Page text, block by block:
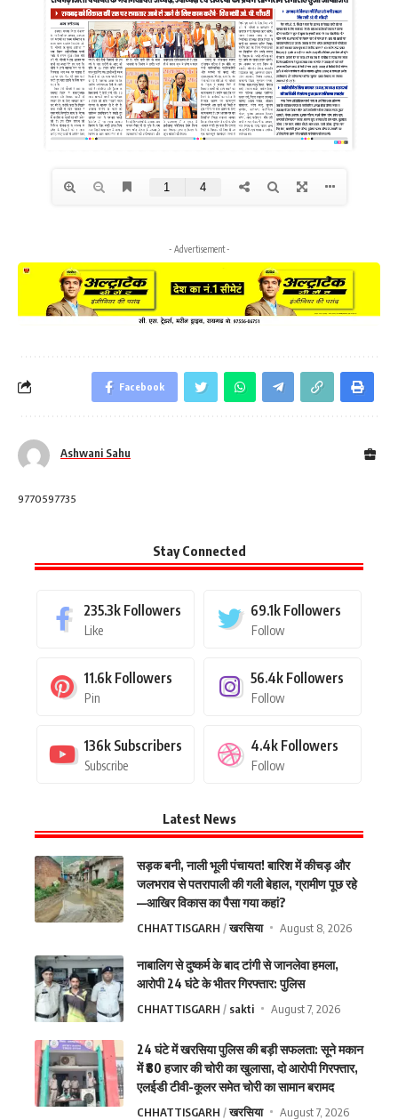
- Advertisement -
Facebook
Ashwani Sahu
9770597735
Stay Connected
235.3k Followers
Like
69.1k Followers
Follow
11.6k Followers
Pin
56.4k Followers
Follow
136k Subscribers
Subscribe
4.4k Followers
Follow
Latest News
सड़क बनी, नाली भूली पंचायत! बारिश में कीचड़ और
जलभराव से पतरापाली की गली बेहाल, ग्रामीण पूछ रहे
—आखिर विकास का पैसा गया कहां?
CHHATTISGARH खरसिया August 8, 2026
नाबालिग से दुष्कर्म के बाद टांगी से जानलेवा हमला,
आरोपी 24 घंटे के भीतर गिरफ्तार: पुलिस
CHHATTISGARH sakti August 7, 2026
24 घंटे में खरसिया पुलिस की बड़ी सफलता: सूने मकान
में ₹80 हजार की चोरी का खुलासा, दो आरोपी गिरफ्तार,
एलईडी टीवी-कूलर समेत चोरी का सामान बरामद
CHHATTISGARH खरसिया August 7, 2026